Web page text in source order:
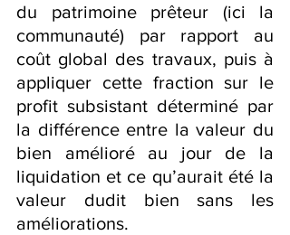
du patrimoine prêteur (ici la
communauté) par rapport au
coût global des travaux, puis à
appliquer cette fraction sur le
profit subsistant déterminé par
la différence entre la valeur du
bien amélioré au jour de la
liquidation et ce qu’aurait été la
valeur dudit bien sans les
améliorations.